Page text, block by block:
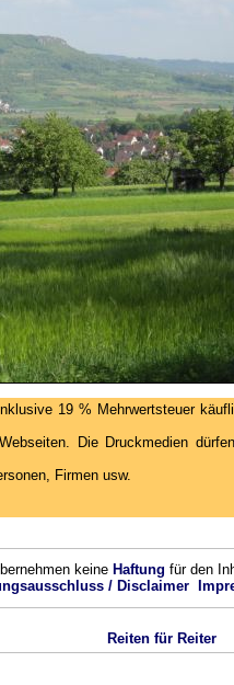
19 % Mehrwertsteuer
Die Druckmedien
Firmen usw.
keine Haftung für den
/ Disclaimer
Reiten für Reiter